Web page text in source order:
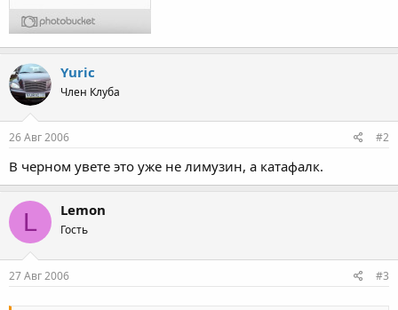
Yuric
Член Клуба
26 Авг 2006 #2
В черном увете это уже не лимузин, а катафалк.
L Lemon
Гость
27 Авг 2006 #3